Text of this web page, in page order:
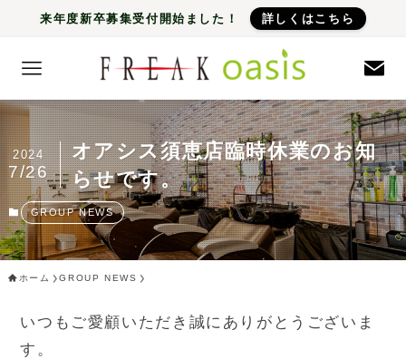
来年度新卒募集受付開始ました！ 詳しくはこちら
オアシス須恵店臨時休業のお知
らせです。
2024
7/26
GROUP NEWS
ホーム GROUP NEWS
いつもご愛顧いただき誠にありがとうございま
す。